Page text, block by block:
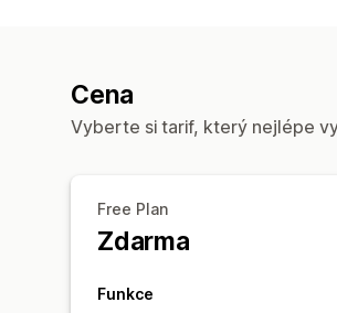
Cena
Vyberte si tarif, který nejlépe
Free Plan
Zdarma
Funkce